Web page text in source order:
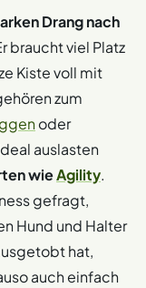
Drang nach
braucht viel Platz
Kiste voll mit
zum
oder
auslasten
wieAgility.
gefragt,
Hund und Halter
hat,
auch einfach